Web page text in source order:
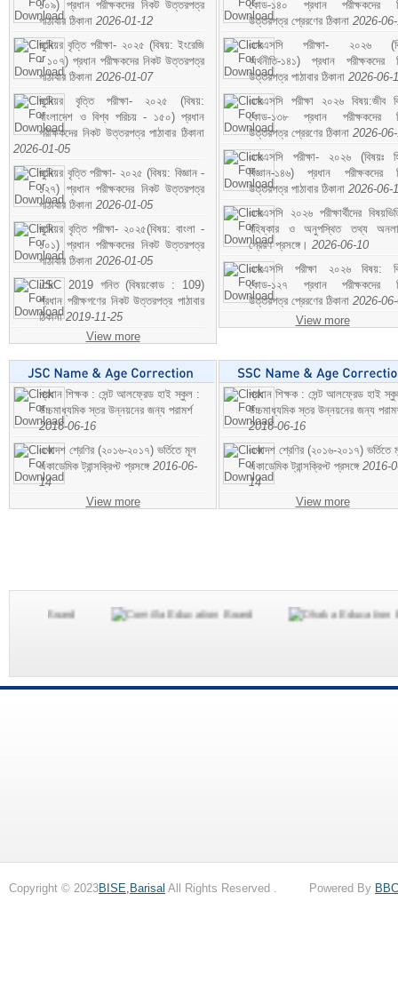
১০৯) প্রধান পরীক্ষকদের নিকট উত্তরপত্র
পাঠাবার ঠিকানা 2026-01-12
জুনিয়র বৃত্তি পরীক্ষা- ২০২৫ (বিষয়: ইংরেজি
- ১০৭) প্রধান পরীক্ষকদের নিকট উত্তরপত্র
পাঠাবার ঠিকানা 2026-01-07
জুনিয়র বৃত্তি পরীক্ষা- ২০২৫ (বিষয়:
বাংলাদেশ ও বিশ্ব পরিচয় - ১৫০) প্রধান
পরীক্ষকদের নিকট উত্তরপত্র পাঠাবার ঠিকানা
2026-01-05
জুনিয়র বৃত্তি পরীক্ষা- ২০২৫ (বিষয়: বিজ্ঞান -
১২৭) প্রধান পরীক্ষকদের নিকট উত্তরপত্র
পাঠাবার ঠিকানা 2026-01-05
জুনিয়র বৃত্তি পরীক্ষা- ২০২৫(বিষয়: বাংলা -
১০১) প্রধান পরীক্ষকদের নিকট উত্তরপত্র
পাঠাবার ঠিকানা 2026-01-05
JSC 2019 গনিত (বিষয়কোড : 109)
প্রধান পরীক্ষগণের নিকট উত্তরপত্র পাঠাবার
ঠিকানা2019-11-25
View more
কোড-১৪০ প্রধান পরীক্ষকদের
উত্তরপত্র প্রেরণের ঠিকানা 2026-
এসএসসি পরীক্ষা- ২০২৬
অর্থনীতি-১৪১) প্রধান পরীক্ষকদের
উত্তরপত্র পাঠাবার ঠিকানা 2026-06-
এসএসসি পরীক্ষা ২০২৬ বিষয়:জীব
কোড-১৩৮ প্রধান পরীক্ষকদের
উত্তরপত্র প্রেরণের ঠিকানা 2026-
এসএসসি পরীক্ষা- ২০২৬ (বিষয়ঃ
বিজ্ঞান-১৪৬) প্রধান পরীক্ষকদের
উত্তরপত্র পাঠাবার ঠিকানা 2026-06-
এসএসসি ২০২৬ পরীক্ষার্থীদের
বহিষ্কার ও অনুপস্থিত তথ্য
প্রেরণ প্রসঙ্গে। 2026-06-10
এসএসসি পরীক্ষা ২০২৬ বিষয়:
কোড-১২৭ প্রধান পরীক্ষকদের
উত্তরপত্র প্রেরণের ঠিকানা 2026-
View more
প্রধান শিক্ষক : সেন্ট আলফ্রেড হাই স্কুল :
উচ্চমাধ্যমিক স্তর উন্নয়নের জন্য পরামর্শ
2016-06-16
একাদশ শ্রেণির (২০১৬-২০১৭) ভর্তিতে মূল
একাডেমিক ট্রান্সক্রিপ্ট প্রসঙ্গে 2016-06-
14
View more
প্রধান শিক্ষক : সেন্ট আলফ্রেড হাই
উচ্চমাধ্যমিক স্তর উন্নয়নের জন্য
2016-06-16
একাদশ শ্রেণির (২০১৬-২০১৭) ভর্তিতে
একাডেমিক ট্রান্সক্রিপ্ট প্রসঙ্গে 2016-
14
View more
Copyright © 2023BISE,Barisal All Rights Reserved . Powered By